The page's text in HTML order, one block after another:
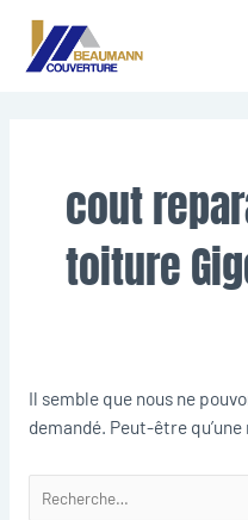
Aller
cout
toiture
Il semble que nous ne
demandé. Peut-être